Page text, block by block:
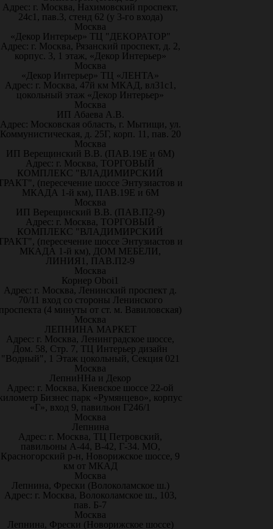
Адрес: г. Москва, Нахимовский проспект,
24с1, пав.3, стенд 62 (у 3-го входа)
Москва
«Декор Интерьер» ТЦ "ДЕКОРАТОР"
Адрес: г. Москва, Рязанский проспект, д. 2,
корпус. 3, 1 этаж, «Декор Интерьер»
Москва
«Декор Интерьер» ТЦ «ЛЕНТА»
Адрес: г. Москва, 47й км МКАД, вл31с1,
цокольный этаж «Декор Интерьер»
Москва
ИП Абаева А.В.
Адрес: Московская область, г. Мытищи, ул.
Коммунистическая, д. 25Г, корп. 11, пав. 20
Москва
ИП Верещинский В.В. (ПАВ.19Е и 6М)
Адрес: г. Москва, ТОРГОВЫЙ
КОМПЛЕКС "ВЛАДИМИРСКИЙ
(пересечение шоссе Энтузиастов и
МКАДА 1-й км), ПАВ.19Е и 6М
Москва
ИП Верещинский В.В. (ПАВ.П2-9)
Адрес: г. Москва, ТОРГОВЫЙ
КОМПЛЕКС "ВЛАДИМИРСКИЙ
(пересечение шоссе Энтузиастов и
МКАДА 1-й км), ДОМ МЕБЕЛИ,
ЛИНИЯ1, ПАВ.П2-9
Москва
Корнер Oboi1
Адрес: г. Москва, Ленинский проспект д.
70/11 вход со стороны Ленинского
(4 минуты от ст. м. Вавиловская)
Москва
ЛЕПНИНА МАРКЕТ
Адрес: г. Москва, Ленинградское шоссе,
Дом. 58, Стр. 7, ТЦ Интерьер дизайн
"Водный", 1 Этаж цокольный, Секция 021
Москва
ЛепниННа и Декор
Адрес: г. Москва, Киевское шоссе 22-ой
Бизнес парк «Румянцево», корпус
«Г», вход 9, павильон Г246/1
Москва
Лепнина
Адрес: г. Москва, ТЦ Петровский,
павильоны А-44, В-42, Г-34. МО,
Красногорский р-н, Новорижское шоссе, 9
км от МКАД
Москва
Лепнина, Фрески (Волоколамское ш.)
Адрес: г. Москва, Волоколамское ш., 103,
пав. Б-7
Москва
Лепнина, Фрески (Новорижское шоссе)